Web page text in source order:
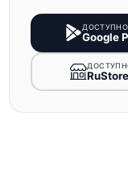
Google
RuStore